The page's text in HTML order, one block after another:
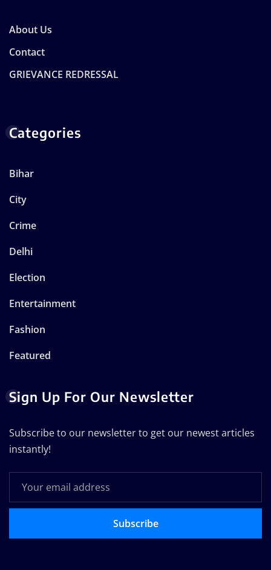
About Us
Contact
GRIEVANCE REDRESSAL
Categories
Bihar
City
Crime
Delhi
Election
Entertainment
Fashion
Featured
Sign Up For Our Newsletter
Subscribe to our newsletter to get our newest articles
instantly!
Subscribe